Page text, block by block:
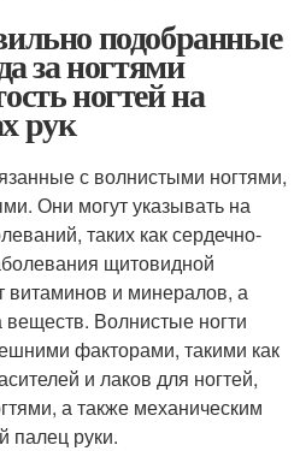
подобранные
за ногтями
ногтей на
рук
с волнистыми ногтями,
Они могут указывать на
таких как сердечно-
щитовидной
и минералов, а
Волнистые ногти
факторами, такими как
и лаков для ногтей,
а также механическим
палец руки.